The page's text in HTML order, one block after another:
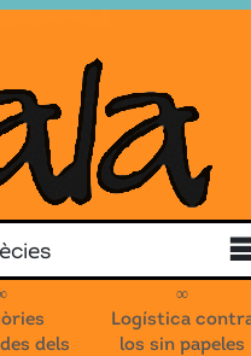
Qui som
Search for
dels
Logística
los sin papeles